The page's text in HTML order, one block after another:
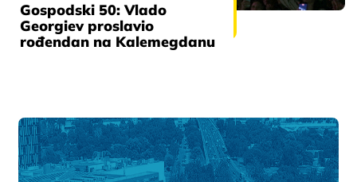
Gospodski 50: Vlado
Georgiev proslavio
rođendan na Kalemegdanu